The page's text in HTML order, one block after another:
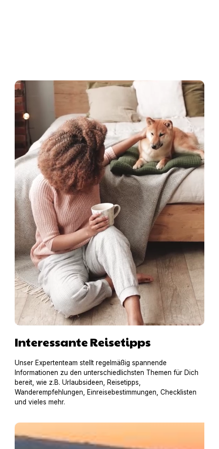
Interessante Reisetipps
Unser Expertenteam stellt regelmäßig spannende
Informationen zu den unterschiedlichsten Themen für Dich
bereit, wie z.B. Urlaubsideen, Reisetipps,
Wanderempfehlungen, Einreisebestimmungen, Checklisten
und vieles mehr.
Baden mit Hund